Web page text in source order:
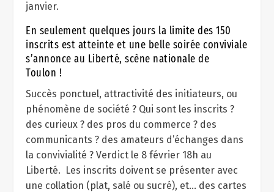
janvier.
En seulement quelques jours la limite des 150
inscrits est atteinte et une belle soirée conviviale
s’annonce au Liberté, scène nationale de
Toulon !
Succès ponctuel, attractivité des initiateurs, ou
phénomène de société ? Qui sont les inscrits ?
des curieux ? des pros du commerce ? des
communicants ? des amateurs d’échanges dans
la convivialité ? Verdict le 8 février 18h au
Liberté. Les inscrits doivent se présenter avec
une collation (plat, salé ou sucré), et… des cartes